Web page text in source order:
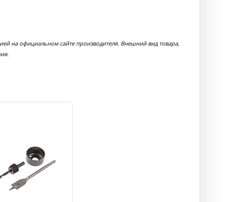
на официальном сайте производителя. Внешний вид товара,